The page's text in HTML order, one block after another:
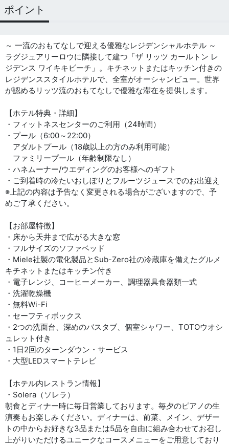
ポイント
～ 一流のおもてなしで迎える優雅なレジデンシャルホテル ～
ラグジュアリーロウに隣接して建つ「ザ リッツ カールトン レ
ジデンス ワイキキビーチ」。キチネットまたはキッチン付きの
レジデンススタイルホテルで、全室がオーシャンビュー。世界
が認めるリッツ流のおもてなしで優雅な滞在を提供します。
【ホテル特典・詳細】
・フィットネスセンターのご利用（24時間）
・プール（6:00～22:00）
アダルトプール（18歳以上の方のみ利用可能）
ファミリープール（年齢制限なし）
・ハネムーナー/ウエディングのお客様へのギフト
・ご到着時の冷たいおしぼりとフルーツジュースでのお出迎え
※上記の内容は予告なく変更される場合がございますので、予
めご了承ください。
【お部屋特徴】
・床から天井まで広がる大きな窓
・フルサイズのソファベッド
・Miele社製の電化製品とSub-Zero社の冷蔵庫を備えたグルメ
キチネットまたはキッチン付き
・電子レンジ、コーヒーメーカー、調理器具食器類一式
・洗濯乾燥機
・無料Wi-Fi
・セーフティボックス
・2つの洗面台、深めのバスタブ、個室シャワー、TOTOウオシ
ュレット付き
・1日2回のターンダウン・サービス
・大型LEDスマートテレビ
【ホテル内レストラン情報】
・Solera（ソレラ）
朝食とディナー時に毎日営業しております。毎夕のピアノの生
演奏もお楽しみください。ディナーは、前菜、メイン、デザー
トの中からお好きな3品または5品を自由に組み合わせてお召し
上がりいただけるユニークなコースメニューをご用意しており